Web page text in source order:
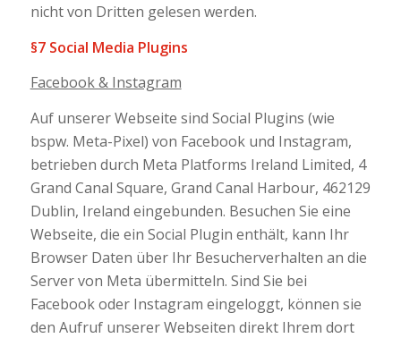
nicht von Dritten gelesen werden.
§7 Social Media Plugins
Facebook & Instagram
Auf unserer Webseite sind Social Plugins (wie
bspw. Meta-Pixel) von Facebook und Instagram,
betrieben durch Meta Platforms Ireland Limited, 4
Grand Canal Square, Grand Canal Harbour, 462129
Dublin, Ireland eingebunden. Besuchen Sie eine
Webseite, die ein Social Plugin enthält, kann Ihr
Browser Daten über Ihr Besucherverhalten an die
Server von Meta übermitteln. Sind Sie bei
Facebook oder Instagram eingeloggt, können sie
den Aufruf unserer Webseiten direkt Ihrem dort